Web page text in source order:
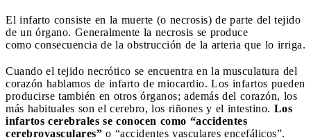
El infarto consiste en la muerte (o necrosis) de parte del tejido
de un órgano. Generalmente la necrosis se produce
como consecuencia de la obstrucción de la arteria que lo irriga.
Cuando el tejido necrótico se encuentra en la musculatura del
corazón hablamos de infarto de miocardio. Los infartos pueden
producirse también en otros órganos; además del corazón, los
más habituales son el cerebro, los riñones y el intestino. Los
infartos cerebrales se conocen como “accidentes
cerebrovasculares” o “accidentes vasculares encefálicos”.